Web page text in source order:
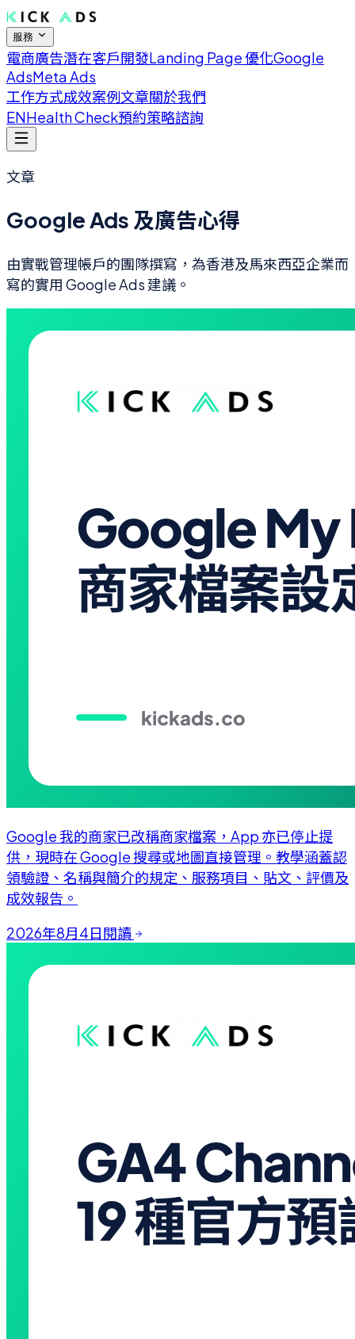
服務
電商廣告潛在客戶開發Landing Page 優化Google
AdsMeta Ads
工作方式成效案例文章關於我們
ENHealth Check預約策略諮詢
文章
Google Ads 及廣告心得
由實戰管理帳戶的團隊撰寫，為香港及馬來西亞企業而
寫的實用 Google Ads 建議。
Google 我的商家已改稱商家檔案，App 亦已停止提
供，現時在 Google 搜尋或地圖直接管理。教學涵蓋認
領驗證、名稱與簡介的規定、服務項目、貼文、評價及
成效報告。
2026年8月4日閱讀